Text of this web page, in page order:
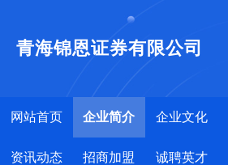
青海锦恩证券有限公司
网站首页 企业简介 企业文化
资讯动态 招商加盟 诚聘英才